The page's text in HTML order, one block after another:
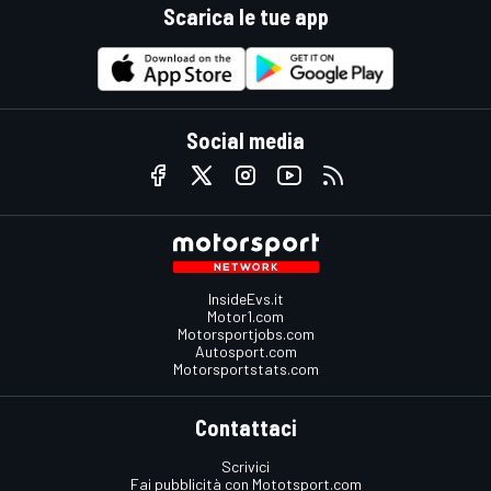
Scarica le tue app
Social media
InsideEvs.it
Motor1.com
Motorsportjobs.com
Autosport.com
Motorsportstats.com
Contattaci
Scrivici
Fai pubblicità con Mototsport.com